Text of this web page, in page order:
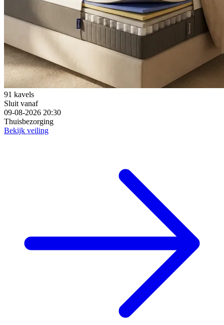
91 kavels
Sluit vanaf
09-08-2026 20:30
Thuisbezorging
Bekijk veiling